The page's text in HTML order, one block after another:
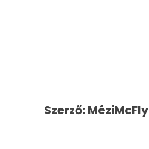
Szerző: MéziMcFly